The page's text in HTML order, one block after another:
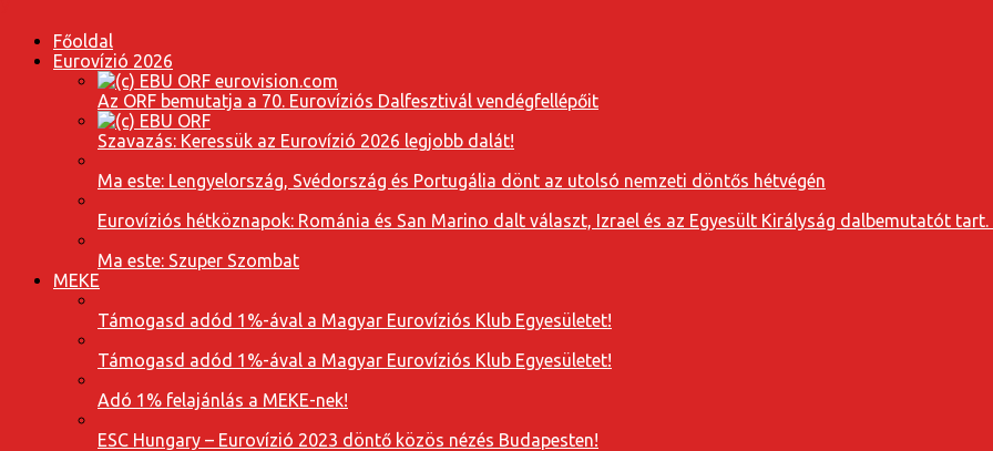
Főoldal
Eurovízió 2026
Az ORF bemutatja a 70. Eurovíziós Dalfesztivál vendégfellépőit
Szavazás: Keressük az Eurovízió 2026 legjobb dalát!
Ma este: Lengyelország, Svédország és Portugália dönt az utolsó nemzeti döntős hétvégén
Eurovíziós hétköznapok: Románia és San Marino dalt választ, Izrael és az Egyesült Királyság dalbemutatót tart.
Ma este: Szuper Szombat
MEKE
Támogasd adód 1%-ával a Magyar Eurovíziós Klub Egyesületet!
Támogasd adód 1%-ával a Magyar Eurovíziós Klub Egyesületet!
Adó 1% felajánlás a MEKE-nek!
ESC Hungary – Eurovízió 2023 döntő közös nézés Budapesten!